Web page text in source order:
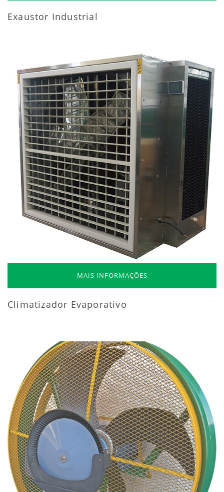
Exaustor Industrial
MAIS INFORMAÇÕES
Climatizador Evaporativo